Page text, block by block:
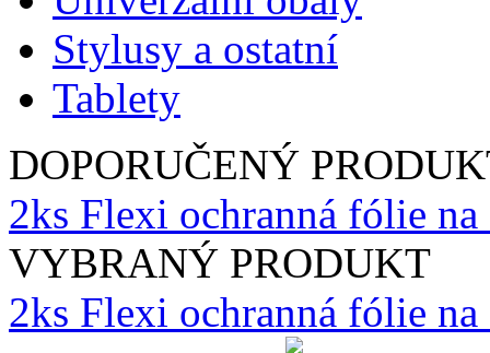
Stylusy a ostatní
Tablety
DOPORUČENÝ
2ks Flexi ochranná fólie
VYBRANÝ PRODUKT
2ks Flexi ochranná fólie